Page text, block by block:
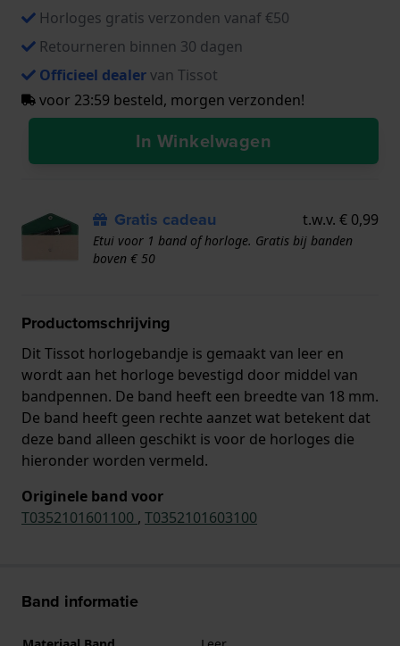
Horloges gratis verzonden vanaf €50
Retourneren binnen 30 dagen
Officieel dealervan Tissot
voor 23:59 besteld, morgen verzonden!
In Winkelwagen
Gratis cadeau t.w.v. € 0,99
Etui voor 1 band of horloge. Gratis bij banden
boven € 50
Productomschrijving
Dit Tissot horlogebandje is gemaakt van leer en
wordt aan het horloge bevestigd door middel van
bandpennen. De band heeft een breedte van 18 mm.
De band heeft geen rechte aanzet wat betekent dat
deze band alleen geschikt is voor de horloges die
hieronder worden vermeld.
Originele band voor
T0352101601100 , T0352101603100
Band informatie